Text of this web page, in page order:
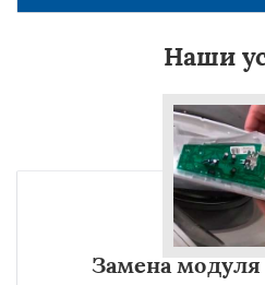
Наши
Замена модуля
Даю согласие на обработку